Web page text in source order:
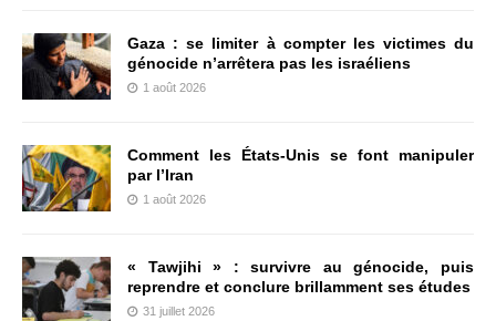
Gaza : se limiter à compter les victimes du
génocide n’arrêtera pas les israéliens
1 août 2026
Comment les États-Unis se font manipuler
par l’Iran
1 août 2026
« Tawjihi » : survivre au génocide, puis
reprendre et conclure brillamment ses études
31 juillet 2026